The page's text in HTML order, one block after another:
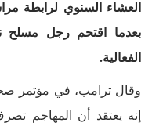
العشاء السنوي لرابطة
بعدما اقتحم رجل مسلح
الفعالية.
وقال ترامب، في مؤتمر
إنه يعتقد أن المهاجم